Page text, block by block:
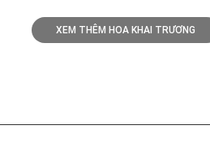
XEM THÊM HOA KHAI TRƯƠNG